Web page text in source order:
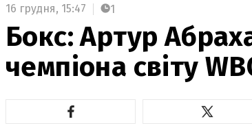
16 грудня, 15:47 1
Бокс: Артур
чемпіона світу